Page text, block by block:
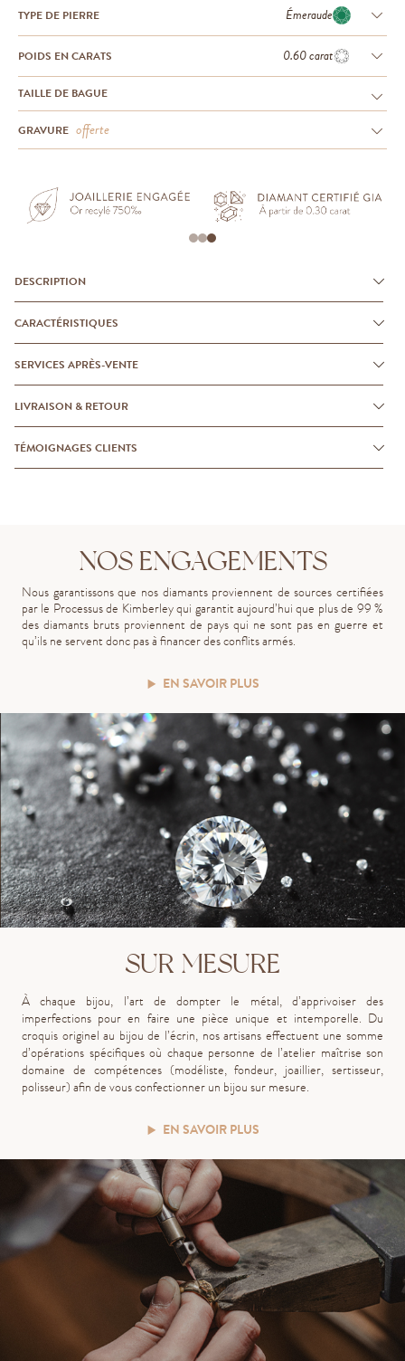
TYPE DE PIERRE Émeraude
POIDS EN CARATS 0.60 carat
TAILLE DE BAGUE
GRAVURE offerte
DESCRIPTION
CARACTÉRISTIQUES
SERVICES APRÈS-VENTE
LIVRAISON & RETOUR
TÉMOIGNAGES CLIENTS
NOS ENGAGEMENTS
Nous garantissons que nos diamants proviennent de sources certifiées
par le Processus de Kimberley qui garantit aujourd’hui que plus de 99 %
des diamants bruts proviennent de pays qui ne sont pas en guerre et
qu’ils ne servent donc pas à financer des conflits armés.
EN SAVOIR PLUS
SUR MESURE
À chaque bijou, l’art de dompter le métal, d’apprivoiser des
imperfections pour en faire une pièce unique et intemporelle. Du
croquis originel au bijou de l’écrin, nos artisans effectuent une somme
d’opérations spécifiques où chaque personne de l’atelier maîtrise son
domaine de compétences (modéliste, fondeur, joaillier, sertisseur,
polisseur)afin de vous confectionner un bijou sur mesure.
EN SAVOIR PLUS